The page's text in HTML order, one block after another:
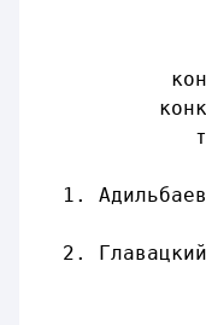
1.
2.